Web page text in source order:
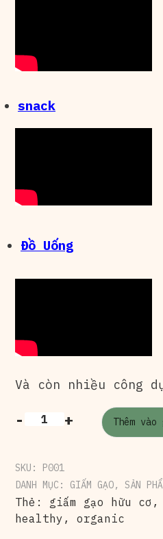
snack
Đồ Uống
Và còn nhiều công
- + Thêm
SKU: P001
DANH MỤC: GIẤM GẠO, SẢN
Thẻ: giấm gạo hữu cơ ,
healthy , organic